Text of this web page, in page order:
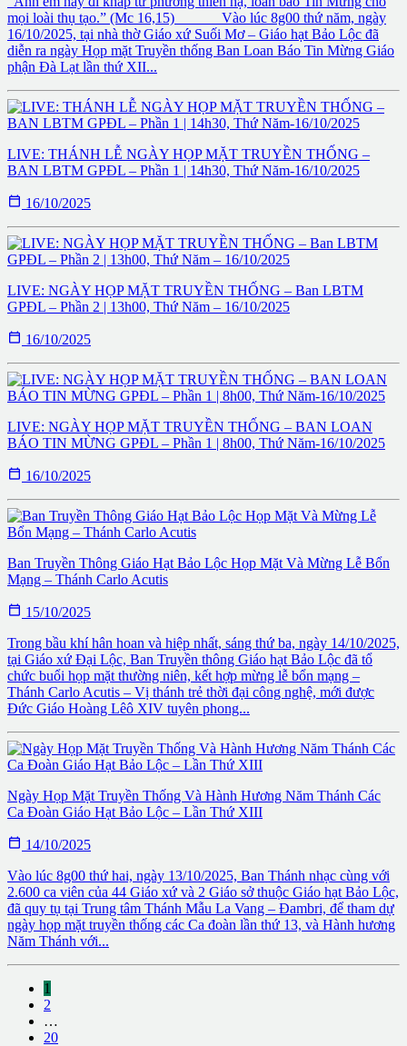
mọi loài thụ tạo.” (Mc 16,15) Vào lúc 8g00 thứ năm, ngày
16/10/2025, tại nhà thờ Giáo xứ Suối Mơ – Giáo hạt Bảo Lộc đã
diễn ra ngày Họp mặt Truyền thống Ban Loan Báo Tin Mừng Giáo
phận Đà Lạt lần thứ XII...
LIVE: THÁNH LỄ NGÀY HỌP MẶT TRUYỀN THỐNG –
BAN LBTM GPĐL – Phần 1 | 14h30, Thứ Năm-16/10/2025
 16/10/2025
LIVE: NGÀY HỌP MẶT TRUYỀN THỐNG – Ban LBTM
GPĐL – Phần 2 | 13h00, Thứ Năm – 16/10/2025
 16/10/2025
LIVE: NGÀY HỌP MẶT TRUYỀN THỐNG – BAN LOAN
BÁO TIN MỪNG GPĐL – Phần 1 | 8h00, Thứ Năm-16/10/2025
 16/10/2025
Ban Truyền Thông Giáo Hạt Bảo Lộc Họp Mặt Và Mừng Lễ Bổn
Mạng – Thánh Carlo Acutis
 15/10/2025
Trong bầu khí hân hoan và hiệp nhất, sáng thứ ba, ngày 14/10/2025,
tại Giáo xứ Đại Lộc, Ban Truyền thông Giáo hạt Bảo Lộc đã tổ
chức buổi họp mặt thường niên, kết hợp mừng lễ bổn mạng –
Thánh Carlo Acutis – Vị thánh trẻ thời đại công nghệ, mới được
Đức Giáo Hoàng Lêô XIV tuyên phong...
Ngày Họp Mặt Truyền Thống Và Hành Hương Năm Thánh Các
Ca Đoàn Giáo Hạt Bảo Lộc – Lần Thứ XIII
 14/10/2025
Vào lúc 8g00 thứ hai, ngày 13/10/2025, Ban Thánh nhạc cùng với
2.600 ca viên của 44 Giáo xứ và 2 Giáo sở thuộc Giáo hạt Bảo Lộc,
đã quy tụ tại Trung tâm Thánh Mẫu La Vang – Đambri, để tham dự
ngày họp mặt truyền thống các Ca đoàn lần thứ 13, và Hành hương
Năm Thánh với...
1
2
…
20